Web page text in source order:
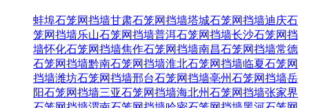
蚌埠石笼网挡墙甘肃石笼网挡墙塔城石笼网挡墙迪庆石
笼网挡墙乐山石笼网挡墙普洱石笼网挡墙长沙石笼网挡
墙怀化石笼网挡墙焦作石笼网挡墙南昌石笼网挡墙常德
石笼网挡墙黔南石笼网挡墙淮北石笼网挡墙临夏石笼网
挡墙潍坊石笼网挡墙邢台石笼网挡墙亳州石笼网挡墙岳
阳石笼网挡墙三亚石笼网挡墙海北州石笼网挡墙张家界